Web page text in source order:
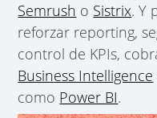
Semrush o Sistrix. Y
reforzar reporting,
control de KPIs,
Business Intelligence
como Power BI.